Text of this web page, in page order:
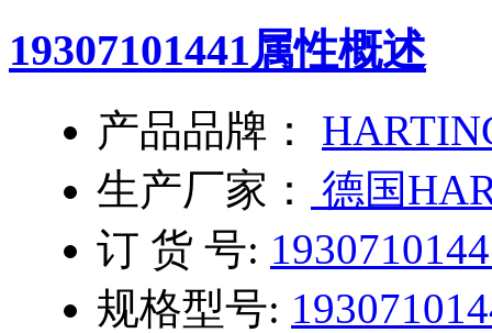
19307101441属性概述
产品品牌：
生产厂家：
德国
订 货 号:
规格型号: